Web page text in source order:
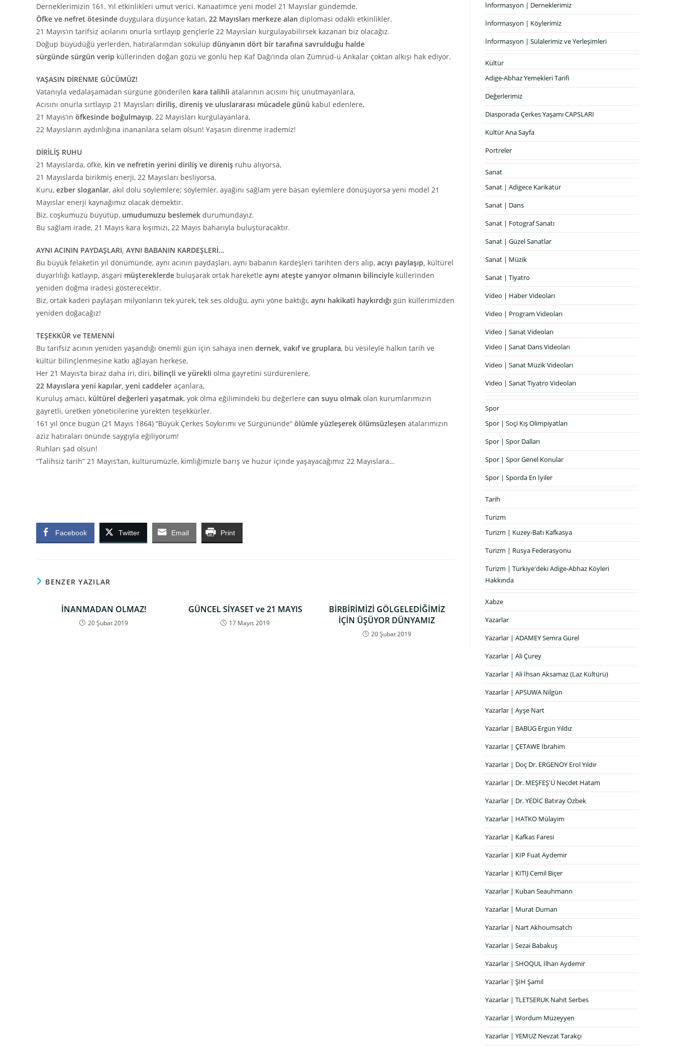
Derneklerimizin 161. Yıl etkinlikleri umut verici. Kanaatimce yeni model 21 Mayıslar gündemde.
Öfke ve nefret ötesinde duygulara düşünce katan, 22 Mayısları merkeze alan diplomasi odaklı etkinlikler.
21 Mayıs’ın tarifsiz acılarını onurla sırtlayıp gençlerle 22 Mayısları kurgulayabilirsek kazanan biz olacağız.
Doğup büyüdüğü yerlerden, hatıralarından sökülüp dünyanın dört bir tarafına savrulduğu halde
sürgünde sürgün verip küllerinden doğan gözü ve gönlü hep Kaf Dağı’ında olan Zümrüd-ü Ankalar çoktan alkışı hak ediyor.
YAŞASIN DİRENME GÜCÜMÜZ!
Vatanıyla vedalaşamadan sürgüne gönderilen kara talihli atalarının acısını hiç unutmayanlara,
Acısını onurla sırtlayıp 21 Mayısları diriliş, direniş ve uluslararası mücadele günü kabul edenlere,
21 Mayıs’ın öfkesinde boğulmayıp, 22 Mayısları kurgulayanlara,
22 Mayısların aydınlığına inananlara selam olsun! Yaşasın direnme irademiz!
DİRİLİŞ RUHU
21 Mayıslarda, öfke, kin ve nefretin yerini diriliş ve direniş ruhu alıyorsa,
21 Mayıslarda birikmiş enerji, 22 Mayısları besliyorsa,
Kuru, ezber sloganlar, akıl dolu söylemlere; söylemler, ayağını sağlam yere basan eylemlere dönüşüyorsa yeni model 21
Mayıslar enerji kaynağımız olacak demektir.
Biz, coşkumuzu büyütüp, umudumuzu beslemek durumundayız.
Bu sağlam irade, 21 Mayıs kara kışımızı, 22 Mayıs baharıyla buluşturacaktır.
AYNI ACININ PAYDAŞLARI, AYNI BABANIN KARDEŞLERİ…
Bu büyük felaketin yıl dönümünde, aynı acının paydaşları, aynı babanın kardeşleri tarihten ders alıp, acıyı paylaşıp, kültürel
duyarlılığı katlayıp, asgari müştereklerde buluşarak ortak hareketle aynı ateşte yanıyor olmanın bilinciyle küllerinden
yeniden doğma iradesi gösterecektir.
Biz, ortak kaderi paylaşan milyonların tek yürek, tek ses olduğu, aynı yöne baktığı, aynı hakikati haykırdığı gün küllerimizden
yeniden doğacağız!
TEŞEKKÜR ve TEMENNİ
Bu tarifsiz acının yeniden yaşandığı önemli gün için sahaya inen dernek, vakıf ve gruplara, bu vesileyle halkın tarih ve
kültür bilinçlenmesine katkı ağlayan herkese,
Her 21 Mayıs’ta biraz daha iri, diri, bilinçli ve yürekli olma gayretini sürdürenlere,
22 Mayıslara yeni kapılar, yeni caddeler açanlara,
Kuruluş amacı, kültürel değerleri yaşatmak, yok olma eğilimindeki bu değerlere can suyu olmak olan kurumlarımızın
gayretli, üretken yöneticilerine yürekten teşekkürler.
161 yıl önce bugün (21 Mayıs 1864) “Büyük Çerkes Soykırımı ve Sürgününde” ölümle yüzleşerek ölümsüzleşen atalarımızın
aziz hatıraları önünde saygıyla eğiliyorum!
Ruhları şad olsun!
“Talihsiz tarih” 21 Mayıs’tan, kültürümüzle, kimliğimizle barış ve huzur içinde yaşayacağımız 22 Mayıslara…
Facebook Twitter Email Print
BENZER YAZILAR
İNANMADAN OLMAZ!
20 Şubat 2019
GÜNCEL SİYASET ve 21 MAYIS
17 Mayıs 2019
BİRBİRİMİZİ GÖLGELEDİĞİMİZ
İÇİN ÜŞÜYOR DÜNYAMIZ
20 Şubat 2019
İnformasyon | Derneklerimiz
İnformasyon | Köylerimiz
İnformasyon | Sülalerimiz ve Yerleşimleri
Kültür
Adige-Abhaz Yemekleri Tarifi
Değerlerimiz
Diasporada Çerkes Yaşamı CAPSLARI
Kültür Ana Sayfa
Portreler
Sanat
Sanat | Adigece Karikatür
Sanat | Dans
Sanat | Fotograf Sanatı
Sanat | Güzel Sanatlar
Sanat | Müzik
Sanat | Tiyatro
Video | Haber Videoları
Video | Program Videoları
Video | Sanat Videoları
Video | Sanat Dans Videoları
Video | Sanat Müzik Videoları
Video | Sanat Tiyatro Videoları
Spor
Spor | Soçi Kış Olimpiyatları
Spor | Spor Dalları
Spor | Spor Genel Konular
Spor | Sporda En İyiler
Tarih
Turizm
Turizm | Kuzey-Batı Kafkasya
Turizm | Rusya Federasyonu
Turizm | Türkiye'deki Adige-Abhaz Köyleri
Hakkında
Xabze
Yazarlar
Yazarlar | ADAMEY Semra Gürel
Yazarlar | Ali Çurey
Yazarlar | Ali İhsan Aksamaz (Laz Kültürü)
Yazarlar | APSUWA Nilgün
Yazarlar | Ayşe Nart
Yazarlar | BABUG Ergün Yıldız
Yazarlar | ÇETAWE İbrahim
Yazarlar | Doç Dr. ERGENOY Erol Yıldır
Yazarlar | Dr. MEŞFEŞ'Ü Necdet Hatam
Yazarlar | Dr. YEDİC Batıray Özbek
Yazarlar | HATKO Mülayim
Yazarlar | Kafkas Faresi
Yazarlar | KIP Fuat Aydemir
Yazarlar | KITIJ Cemil Biçer
Yazarlar | Kuban Seauhmann
Yazarlar | Murat Duman
Yazarlar | Nart Akhoumsatch
Yazarlar | Sezai Babakuş
Yazarlar | SHOQUL İlhan Aydemir
Yazarlar | ŞIH Şamil
Yazarlar | TLETSERUK Nahit Serbes
Yazarlar | Wordum Müzeyyen
Yazarlar | YEMUZ Nevzat Tarakçı